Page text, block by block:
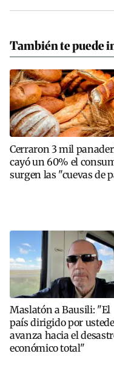
También te puede
Cerraron 3 mil
cayó un 60% el
surgen las "cuevas de
Maslatón a Bausili: "El
país dirigido por
avanza hacia el
económico total"